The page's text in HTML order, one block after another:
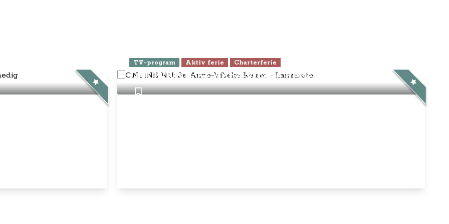
TV-program Aktiv ferie Charterferie
ONLINE NU: Se Anne-Vibeke Rejser - Lanzarote